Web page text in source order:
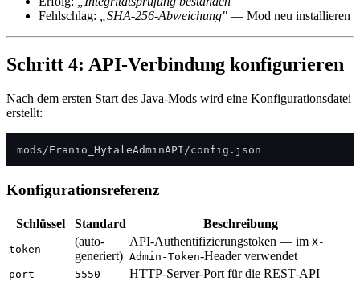
Fehlschlag: „SHA-256-Abweichung" — Mod neu installieren
Schritt 4: API-Verbindung konfigurieren
Nach dem ersten Start des Java-Mods wird eine Konfigurationsdatei
erstellt:
Konfigurationsreferenz
Schlüssel Standard Beschreibung
token
(auto-
generiert)
API-Authentifizierungstoken — im X-
Admin-Token-Header verwendet
port 5550 HTTP-Server-Port für die REST-API